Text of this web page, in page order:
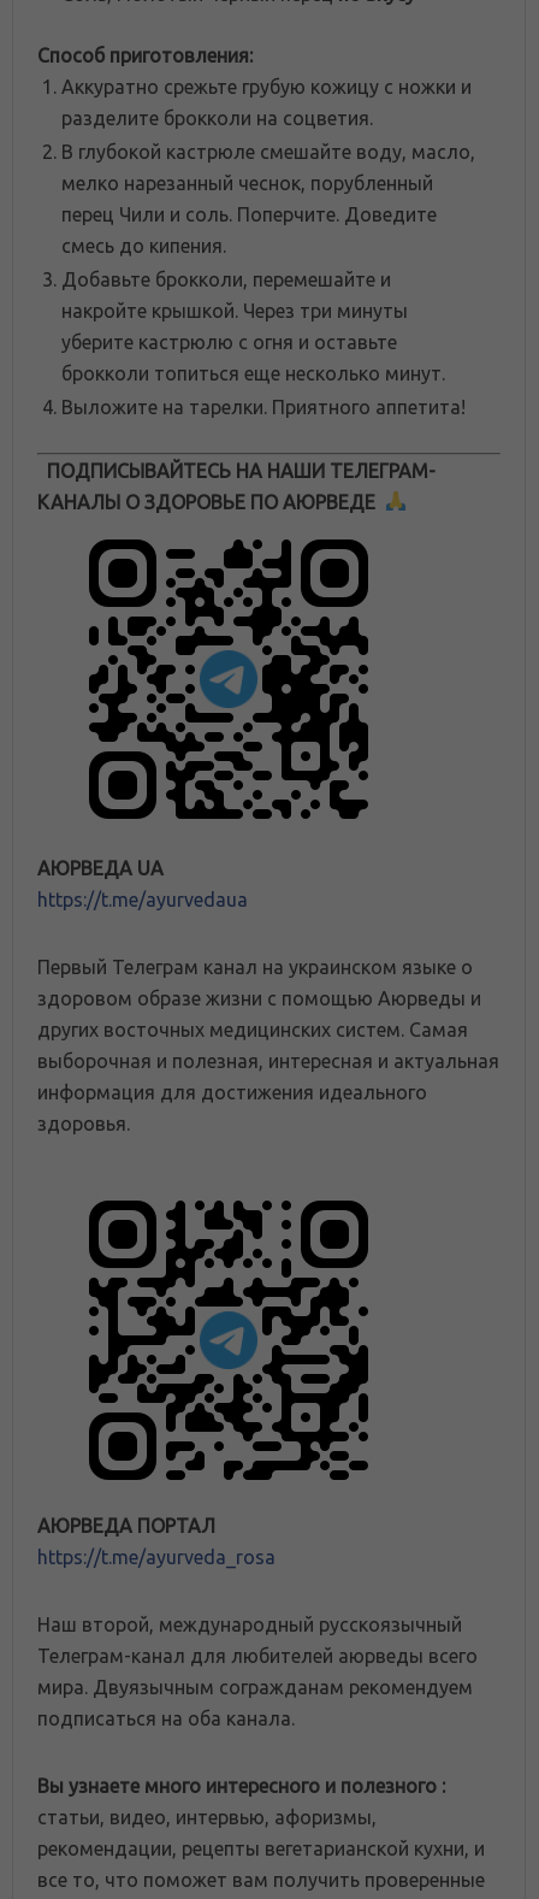
Способ приготовления:
Аккуратно срежьте грубую кожицу с ножки и
разделите брокколи на соцветия.
В глубокой кастрюле смешайте воду, масло,
мелко нарезанный чеснок, порубленный
перец Чили и соль. Поперчите. Доведите
смесь до кипения.
Добавьте брокколи, перемешайте и
накройте крышкой. Через три минуты
уберите кастрюлю с огня и оставьте
брокколи топиться еще несколько минут.
Выложите на тарелки. Приятного аппетита!
ПОДПИСЫВАЙТЕСЬ НА НАШИ ТЕЛЕГРАМ-
КАНАЛЫ О ЗДОРОВЬЕ ПО АЮРВЕДЕ
АЮРВЕДА UA
https://t.me/ayurvedaua
Первый Телеграм канал на украинском языке о
здоровом образе жизни с помощью Аюрведы и
других восточных медицинских систем. Самая
выборочная и полезная, интересная и актуальная
информация для достижения идеального
здоровья.
АЮРВЕДА ПОРТАЛ
https://t.me/ayurveda_rosa
Наш второй, международный русскоязычный
Телеграм-канал для любителей аюрведы всего
мира. Двуязычным согражданам рекомендуем
подписаться на оба канала.
Вы узнаете много интересного и полезного :
статьи, видео, интервью, афоризмы,
рекомендации, рецепты вегетарианской кухни, и
все то, что поможет вам получить проверенные